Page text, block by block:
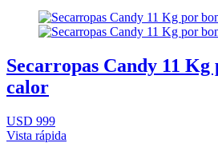
Secarropas Candy 11 Kg
calor
USD 999
Vista rápida